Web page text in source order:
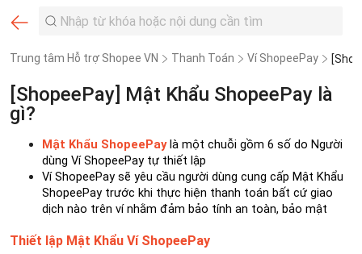
Trung tâm Hỗ trợ Shopee VN Thanh Toán Ví ShopeePay
[ShopeePay] Mật Khẩu ShopeePay là
gì?
Mật Khẩu ShopeePaylà một chuỗi gồm 6 số do Người
dùng Ví ShopeePay tự thiết lập
Ví ShopeePay sẽ yêu cầu người dùng cung cấp Mật Khẩu
ShopeePay trước khi thực hiện thanh toán bất cứ giao
dịch nào trên ví nhằm đảm bảo tính an toàn, bảo mật
Thiết lập Mật Khẩu Ví ShopeePay